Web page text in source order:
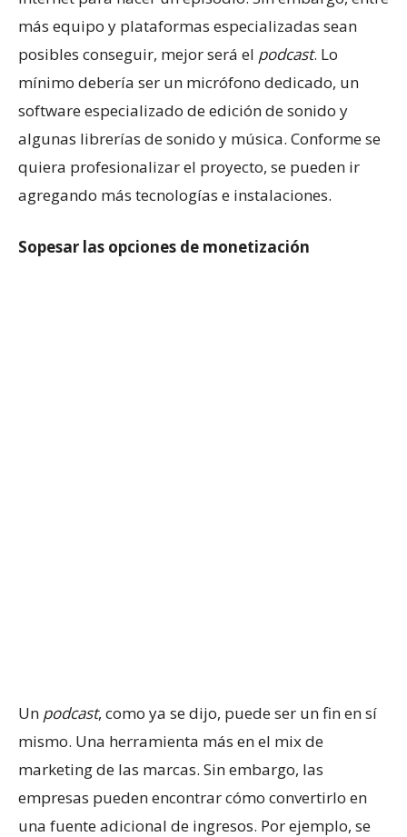
más equipo y plataformas especializadas sean
posibles conseguir, mejor será el podcast. Lo
mínimo debería ser un micrófono dedicado, un
software especializado de edición de sonido y
algunas librerías de sonido y música. Conforme se
quiera profesionalizar el proyecto, se pueden ir
agregando más tecnologías e instalaciones.
Sopesar las opciones de monetización
Un podcast, como ya se dijo, puede ser un fin en sí
mismo. Una herramienta más en el mix de
marketing de las marcas. Sin embargo, las
empresas pueden encontrar cómo convertirlo en
una fuente adicional de ingresos. Por ejemplo, se